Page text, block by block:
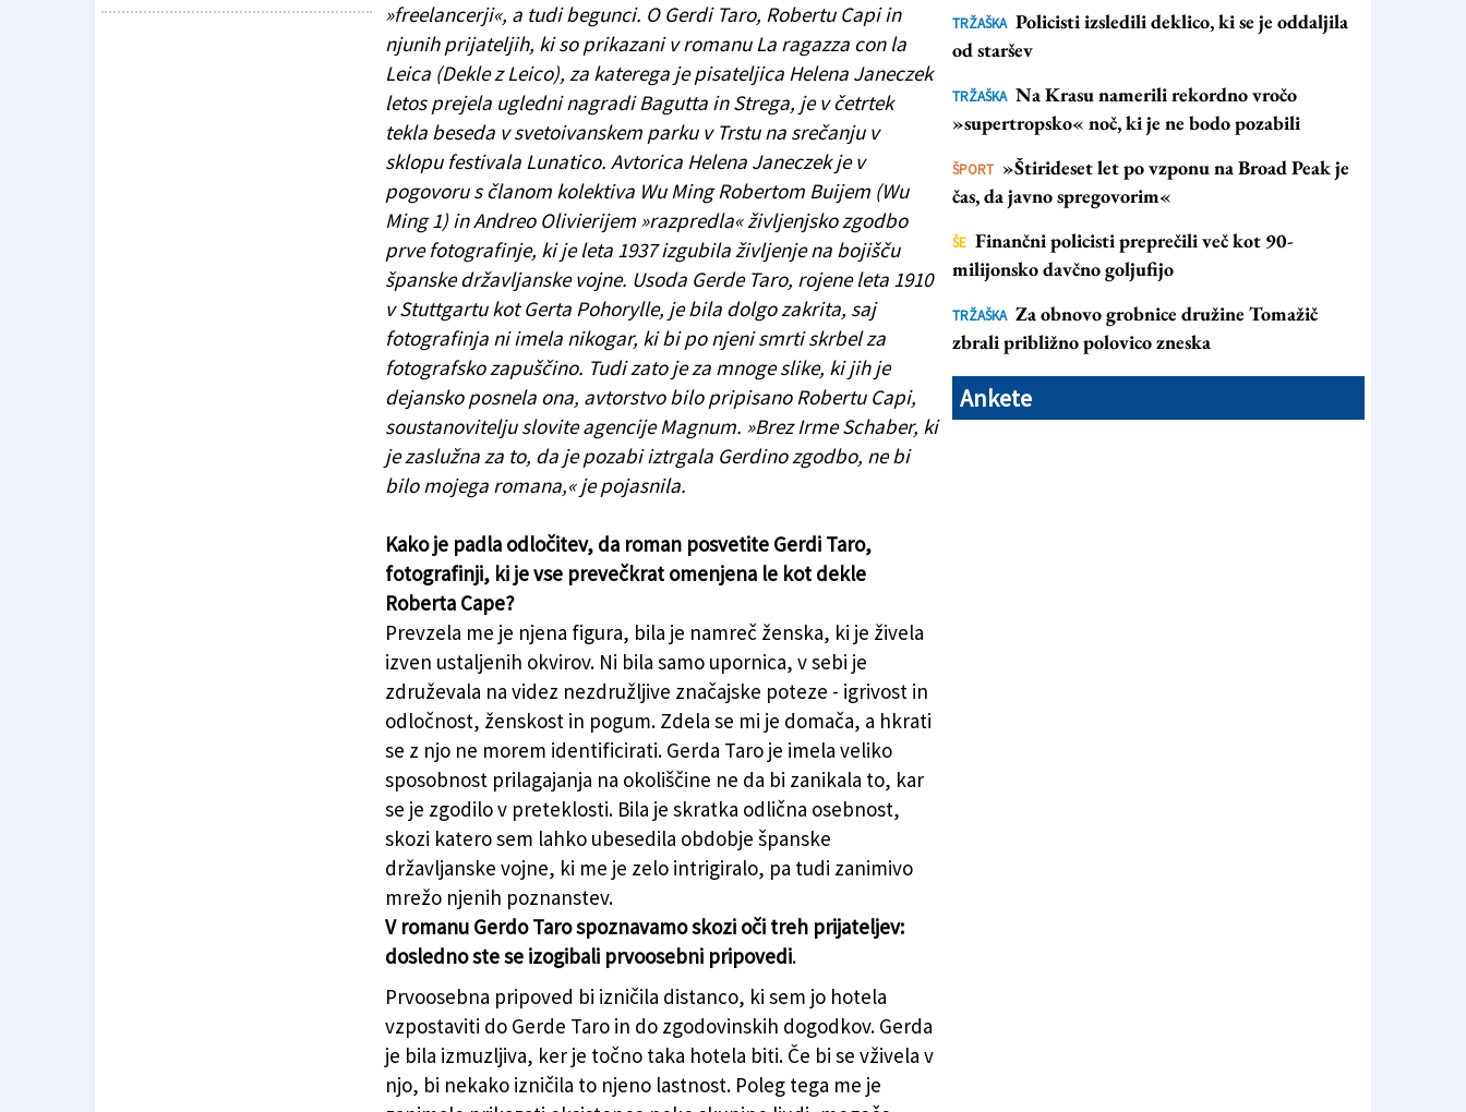
»freelancerji«, a tudi begunci. O Gerdi Taro, Robertu Capi in
njunih prijateljih, ki so prikazani v romanu La ragazza con la
Leica (Dekle z Leico), za katerega je pisateljica Helena Janeczek
letos prejela ugledni nagradi Bagutta in Strega, je v četrtek
tekla beseda v svetoivanskem parku v Trstu na srečanju v
sklopu festivala Lunatico. Avtorica Helena Janeczek je v
pogovoru s članom kolektiva Wu Ming Robertom Buijem (Wu
Ming 1) in Andreo Olivierijem »razpredla« življenjsko zgodbo
prve fotografinje, ki je leta 1937 izgubila življenje na bojišču
španske državljanske vojne. Usoda Gerde Taro, rojene leta 1910
v Stuttgartu kot Gerta Pohorylle, je bila dolgo zakrita, saj
fotografinja ni imela nikogar, ki bi po njeni smrti skrbel za
fotografsko zapuščino. Tudi zato je za mnoge slike, ki jih je
dejansko posnela ona, avtorstvo bilo pripisano Robertu Capi,
soustanovitelju slovite agencije Magnum. »Brez Irme Schaber, ki
je zaslužna za to, da je pozabi iztrgala Gerdino zgodbo, ne bi
bilo mojega romana,« je pojasnila.
Kako je padla odločitev, da roman posvetite Gerdi Taro,
fotografinji, ki je vse prevečkrat omenjena le kot dekle
Roberta Cape?
Prevzela me je njena figura, bila je namreč ženska, ki je živela
izven ustaljenih okvirov. Ni bila samo upornica, v sebi je
združevala na videz nezdružljive značajske poteze - igrivost in
odločnost, ženskost in pogum. Zdela se mi je domača, a hkrati
se z njo ne morem identificirati. Gerda Taro je imela veliko
sposobnost prilagajanja na okoliščine ne da bi zanikala to, kar
se je zgodilo v preteklosti. Bila je skratka odlična osebnost,
skozi katero sem lahko ubesedila obdobje španske
državljanske vojne, ki me je zelo intrigiralo, pa tudi zanimivo
mrežo njenih poznanstev.
V romanu Gerdo Taro spoznavamo skozi oči treh prijateljev:
dosledno ste se izogibali prvoosebni pripovedi.
Prvoosebna pripoved bi izničila distanco, ki sem jo hotela
vzpostaviti do Gerde Taro in do zgodovinskih dogodkov. Gerda
je bila izmuzljiva, ker je točno taka hotela biti. Če bi se vživela v
njo, bi nekako izničila to njeno lastnost. Poleg tega me je
TRŽAŠKA Policisti izsledili deklico, ki se je oddaljila
od staršev
TRŽAŠKA Na Krasu namerili rekordno vročo
»supertropsko« noč, ki je ne bodo pozabili
ŠPORT »Štirideset let po vzponu na Broad Peak je
čas, da javno spregovorim«
ŠE Finančni policisti preprečili več kot 90-
milijonsko davčno goljufijo
TRŽAŠKA Za obnovo grobnice družine Tomažič
zbrali približno polovico zneska
Ankete